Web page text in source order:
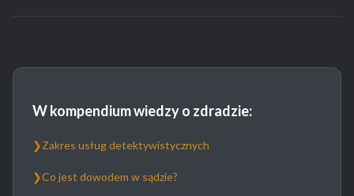
W kompendium wiedzy o zdradzie:
❯Zakres usług detektywistycznych
❯Co jest dowodem w sądzie?